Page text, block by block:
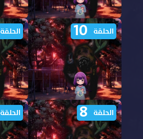
مشاهدة انمي Kaya chan
wa Kowakunai الحلقة 12
مترجمة
مترجمة
مشاهدة انمي Kaya chan
wa Kowakunai الحلقة 10
مترجمة
الحلقة 10
مترجمة
الحلقة
الحلقة 8 الحلقة